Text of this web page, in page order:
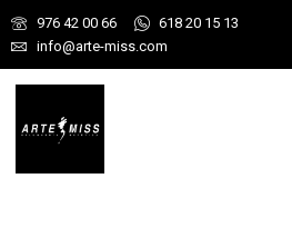
976 42 00 66
618 20 15 13
info@arte-miss.com